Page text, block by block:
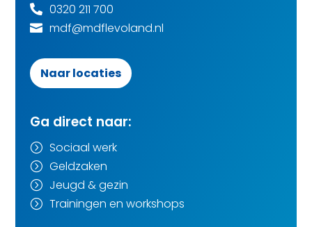
 0320 211 700
 mdf@mdflevoland.nl
Naar locaties
Ga direct naar:
= Sociaal werk
= Geldzaken
= Jeugd & gezin
= Trainingen en workshops